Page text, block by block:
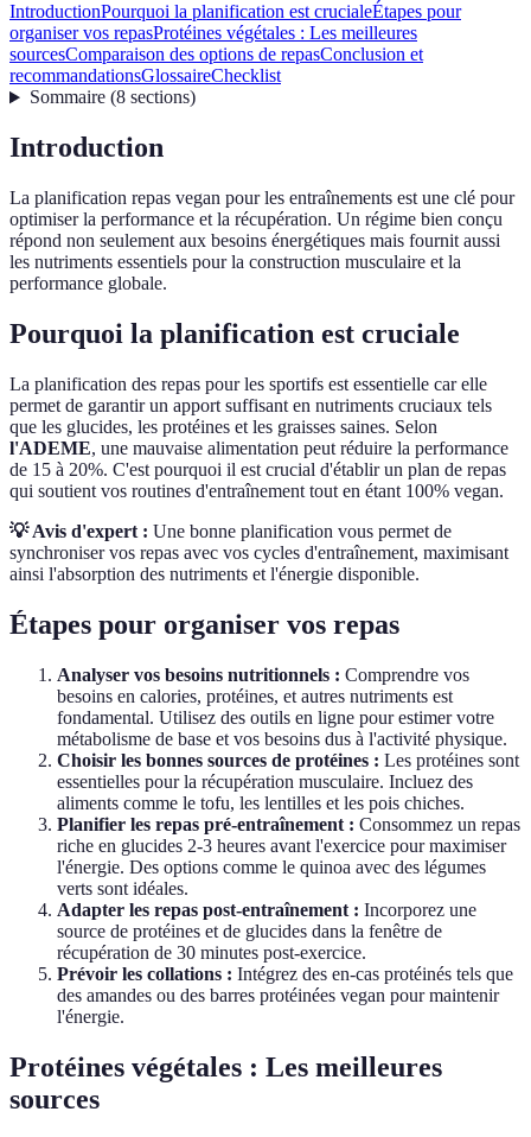
IntroductionPourquoi la planification est crucialeÉtapes pour
organiser vos repasProtéines végétales : Les meilleures
sourcesComparaison des options de repasConclusion et
recommandationsGlossaireChecklist
Sommaire(8 sections)
Introduction
La planification repas vegan pour les entraînements est une clé pour
optimiser la performance et la récupération. Un régime bien conçu
répond non seulement aux besoins énergétiques mais fournit aussi
les nutriments essentiels pour la construction musculaire et la
performance globale.
Pourquoi la planification est cruciale
La planification des repas pour les sportifs est essentielle car elle
permet de garantir un apport suffisant en nutriments cruciaux tels
que les glucides, les protéines et les graisses saines. Selon
l'ADEME, une mauvaise alimentation peut réduire la performance
de 15 à 20%. C'est pourquoi il est crucial d'établir un plan de repas
qui soutient vos routines d'entraînement tout en étant 100% vegan.
💡 Avis d'expert : Une bonne planification vous permet de
synchroniser vos repas avec vos cycles d'entraînement, maximisant
ainsi l'absorption des nutriments et l'énergie disponible.
Étapes pour organiser vos repas
Analyser vos besoins nutritionnels : Comprendre vos
besoins en calories, protéines, et autres nutriments est
fondamental. Utilisez des outils en ligne pour estimer votre
métabolisme de base et vos besoins dus à l'activité physique.
Choisir les bonnes sources de protéines : Les protéines sont
essentielles pour la récupération musculaire. Incluez des
aliments comme le tofu, les lentilles et les pois chiches.
Planifier les repas pré-entraînement : Consommez un repas
riche en glucides 2-3 heures avant l'exercice pour maximiser
l'énergie. Des options comme le quinoa avec des légumes
verts sont idéales.
Adapter les repas post-entraînement : Incorporez une
source de protéines et de glucides dans la fenêtre de
récupération de 30 minutes post-exercice.
Prévoir les collations : Intégrez des en-cas protéinés tels que
des amandes ou des barres protéinées vegan pour maintenir
l'énergie.
Protéines végétales : Les meilleures
sources